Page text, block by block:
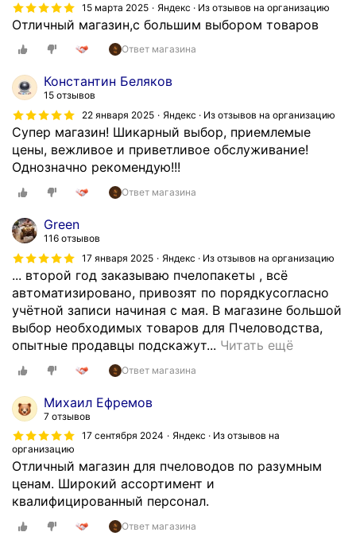
15 марта 2025
Яндекс · Из отзывов на организацию
Отличный магазин,с большим выбором товаров
Ответ магазина
Константин Беляков
15 отзывов
22 января 2025
Яндекс · Из отзывов на организацию
Супер магазин! Шикарный выбор, приемлемые
цены, вежливое и приветливое обслуживание!
Однозначно рекомендую!!!
Ответ магазина
Green
116 отзывов
17 января 2025
Яндекс · Из отзывов на организацию
... второй год заказываю пчелопакеты , всё
автоматизировано, привозят по порядкусогласно
учётной записи начиная с мая. В магазине большой
выбор необходимых товаров для Пчеловодства,
опытные продавцы подскажут... Читать ещёП
н
Ответ магазина
Михаил Ефремов
7 отзывов
17 сентября 2024
Яндекс · Из отзывов на
организацию
Отличный магазин для пчеловодов по разумным
ценам. Широкий ассортимент и
квалифицированный персонал.
Ответ магазина